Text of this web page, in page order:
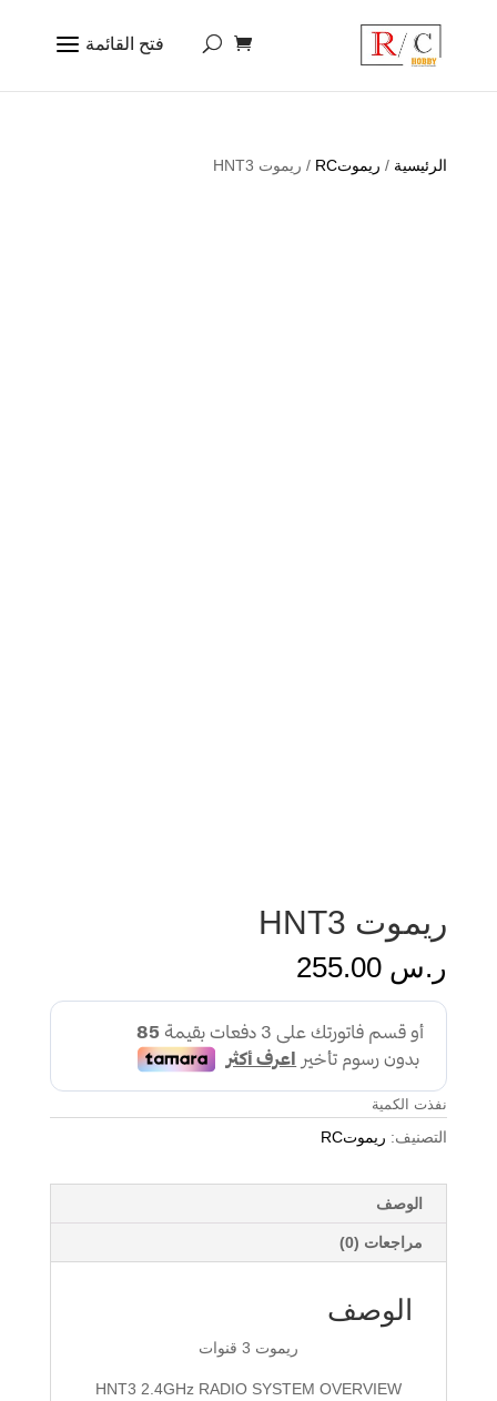
الرئيسية / ريموتRC / ريموت HNT3
ريموت HNT3
ر.س
نفذت الكمية
التصنيف: ريموتRC
الوصف
مراجعات (0)
الوصف
ريموت 3 قنوات
HNT3 2.4GHz RADIO SYSTEM OVERVIEW